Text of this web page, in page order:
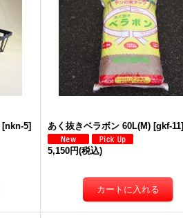
[nkn-5] あく抜きベラボン 60L(M) [gkf-11]
5,150円(税込)